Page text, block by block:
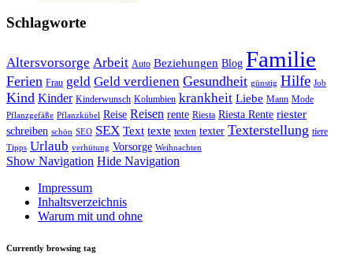
Schlagworte
Altersvorsorge Arbeit Auto Beziehungen Blog Familie
Ferien Frau geld Geld verdienen Gesundheit günstig Hilfe Job
Kind Kinder Kinderwunsch Kolumbien krankheit Liebe Mann Mode
Pflanzgefäße Pflanzkübel Reise Reisen rente Riesta Riesta Rente riester
schreiben schön SEO SEX Text texte texten texter Texterstellung tiere
Tipps Urlaub verhütung Vorsorge Weihnachten
Show Navigation Hide Navigation
Impressum
Inhaltsverzeichnis
Warum mit und ohne
Currently browsing tag